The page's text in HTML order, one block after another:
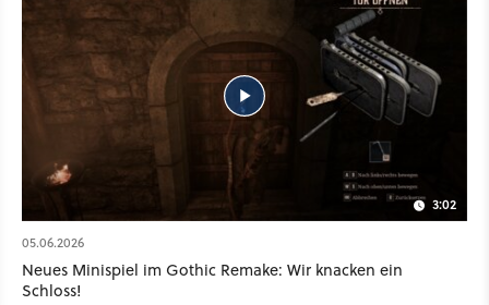
3:02
05.06.2026
Neues Minispiel im Gothic Remake: Wir knacken ein
Schloss!